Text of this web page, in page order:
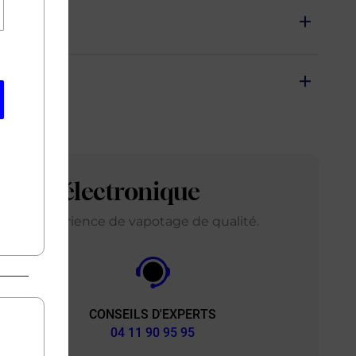
électronique
expérience de vapotage de qualité.
CONSEILS D'EXPERTS
04 11 90 95 95